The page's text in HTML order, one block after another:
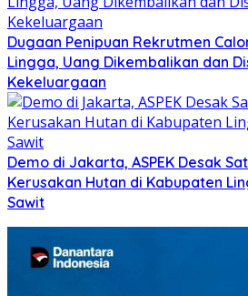
Dugaan Penipuan Rekrutmen
Lingga, Uang Dikembalikan dan
Kekeluargaan
Demo di Jakarta, ASPEK Desak
Kerusakan Hutan di Kabupaten
Sawit